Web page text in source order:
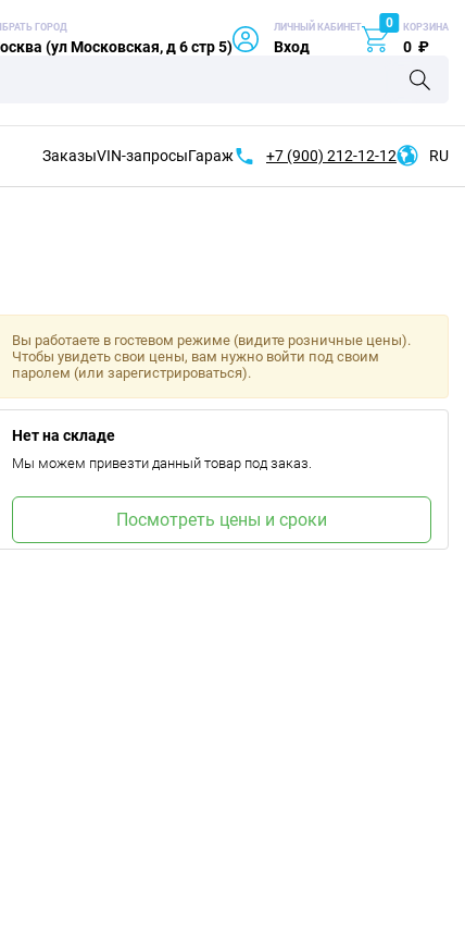
ГОРОД
(ул Московская, д 6 стр 5)
ЛИЧНЫЙ КАБИНЕТ
Вход
0 КОРЗИНА
0 ₽
ЗаказыVIN-запросыГараж +7 (900) 212-12-12 RU
Вы работаете в гостевом режиме (видите розничные цены).
Чтобы увидеть свои цены, вам нужно войти под своим
паролем (или зарегистрироваться).
Нет на складе
Мы можем привезти данный товар под заказ.
Посмотреть цены и сроки